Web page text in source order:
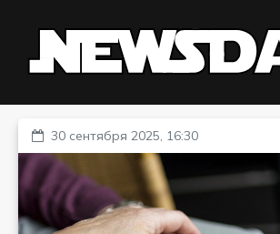
30 сентября 2025, 16:30